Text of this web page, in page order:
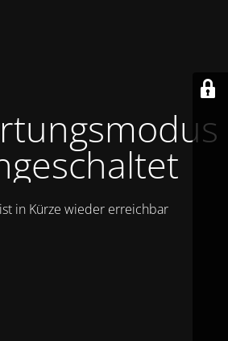
in Kürze wieder erreichbar